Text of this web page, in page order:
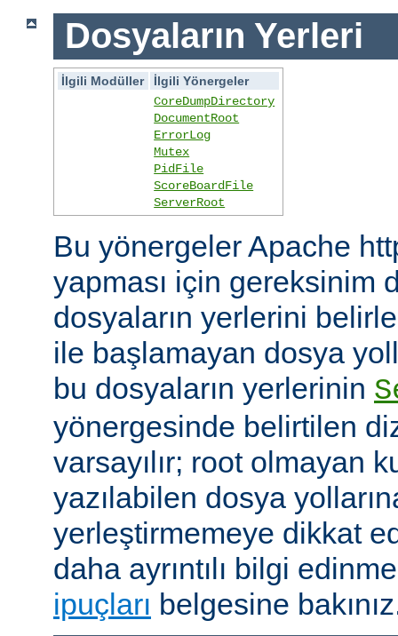
Dosyaların Yerleri
İlgili Modüller
İlgili Yönergeler
CoreDumpDirectory
DocumentRoot
ErrorLog
Mutex
PidFile
ScoreBoardFile
ServerRoot
Bu yönergeler Apache
yapması için gereksinim
dosyaların yerlerini
ile başlamayan dosya
bu dosyaların yerlerinin
yönergesinde belirtilen
varsayılır; root olmayan
yazılabilen dosya
yerleştirmemeye dikkat
daha ayrıntılı bilgi
ipuçları belgesine